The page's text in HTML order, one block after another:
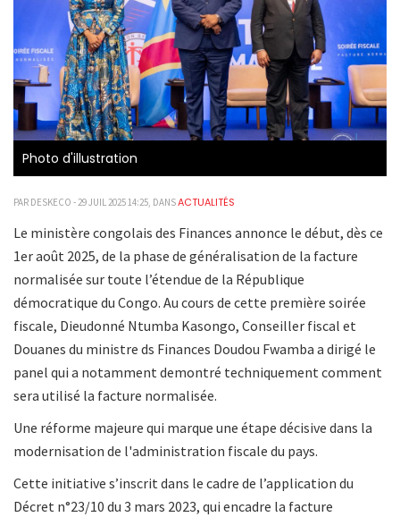
Photo d'illustration
PAR DESKECO - 29 JUIL 2025 14:25, DANSACTUALITÉS
Le ministère congolais des Finances annonce le début, dès ce
1er août 2025, de la phase de généralisation de la facture
normalisée sur toute l’étendue de la République
démocratique du Congo. Au cours de cette première soirée
fiscale, Dieudonné Ntumba Kasongo, Conseiller fiscal et
Douanes du ministre ds Finances Doudou Fwamba a dirigé le
panel qui a notamment demontré techniquement comment
sera utilisé la facture normalisée.
Une réforme majeure qui marque une étape décisive dans la
modernisation de l'administration fiscale du pays.
Cette initiative s’inscrit dans le cadre de l’application du
Décret n°23/10 du 3 mars 2023, qui encadre la facture